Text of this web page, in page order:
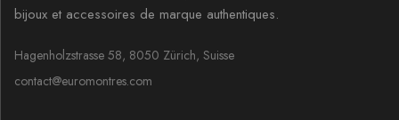
bijoux et accessoires de marque authentiques.
Hagenholzstrasse 58, 8050 Zürich, Suisse
contact@euromontres.com